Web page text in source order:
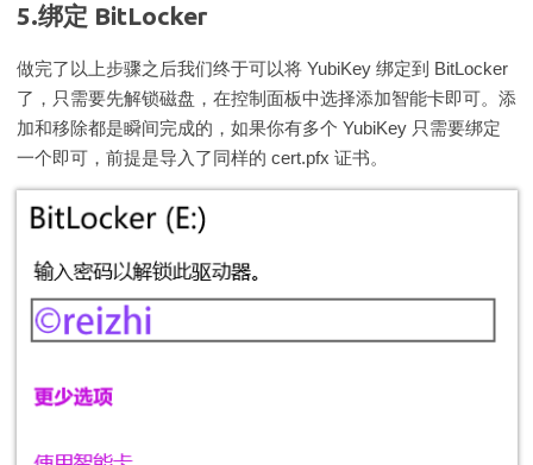
5.绑定 BitLocker
做完了以上步骤之后我们终于可以将 YubiKey 绑定到 BitLocker
了，只需要先解锁磁盘，在控制面板中选择添加智能卡即可。添
加和移除都是瞬间完成的，如果你有多个 YubiKey 只需要绑定
一个即可，前提是导入了同样的 cert.pfx 证书。